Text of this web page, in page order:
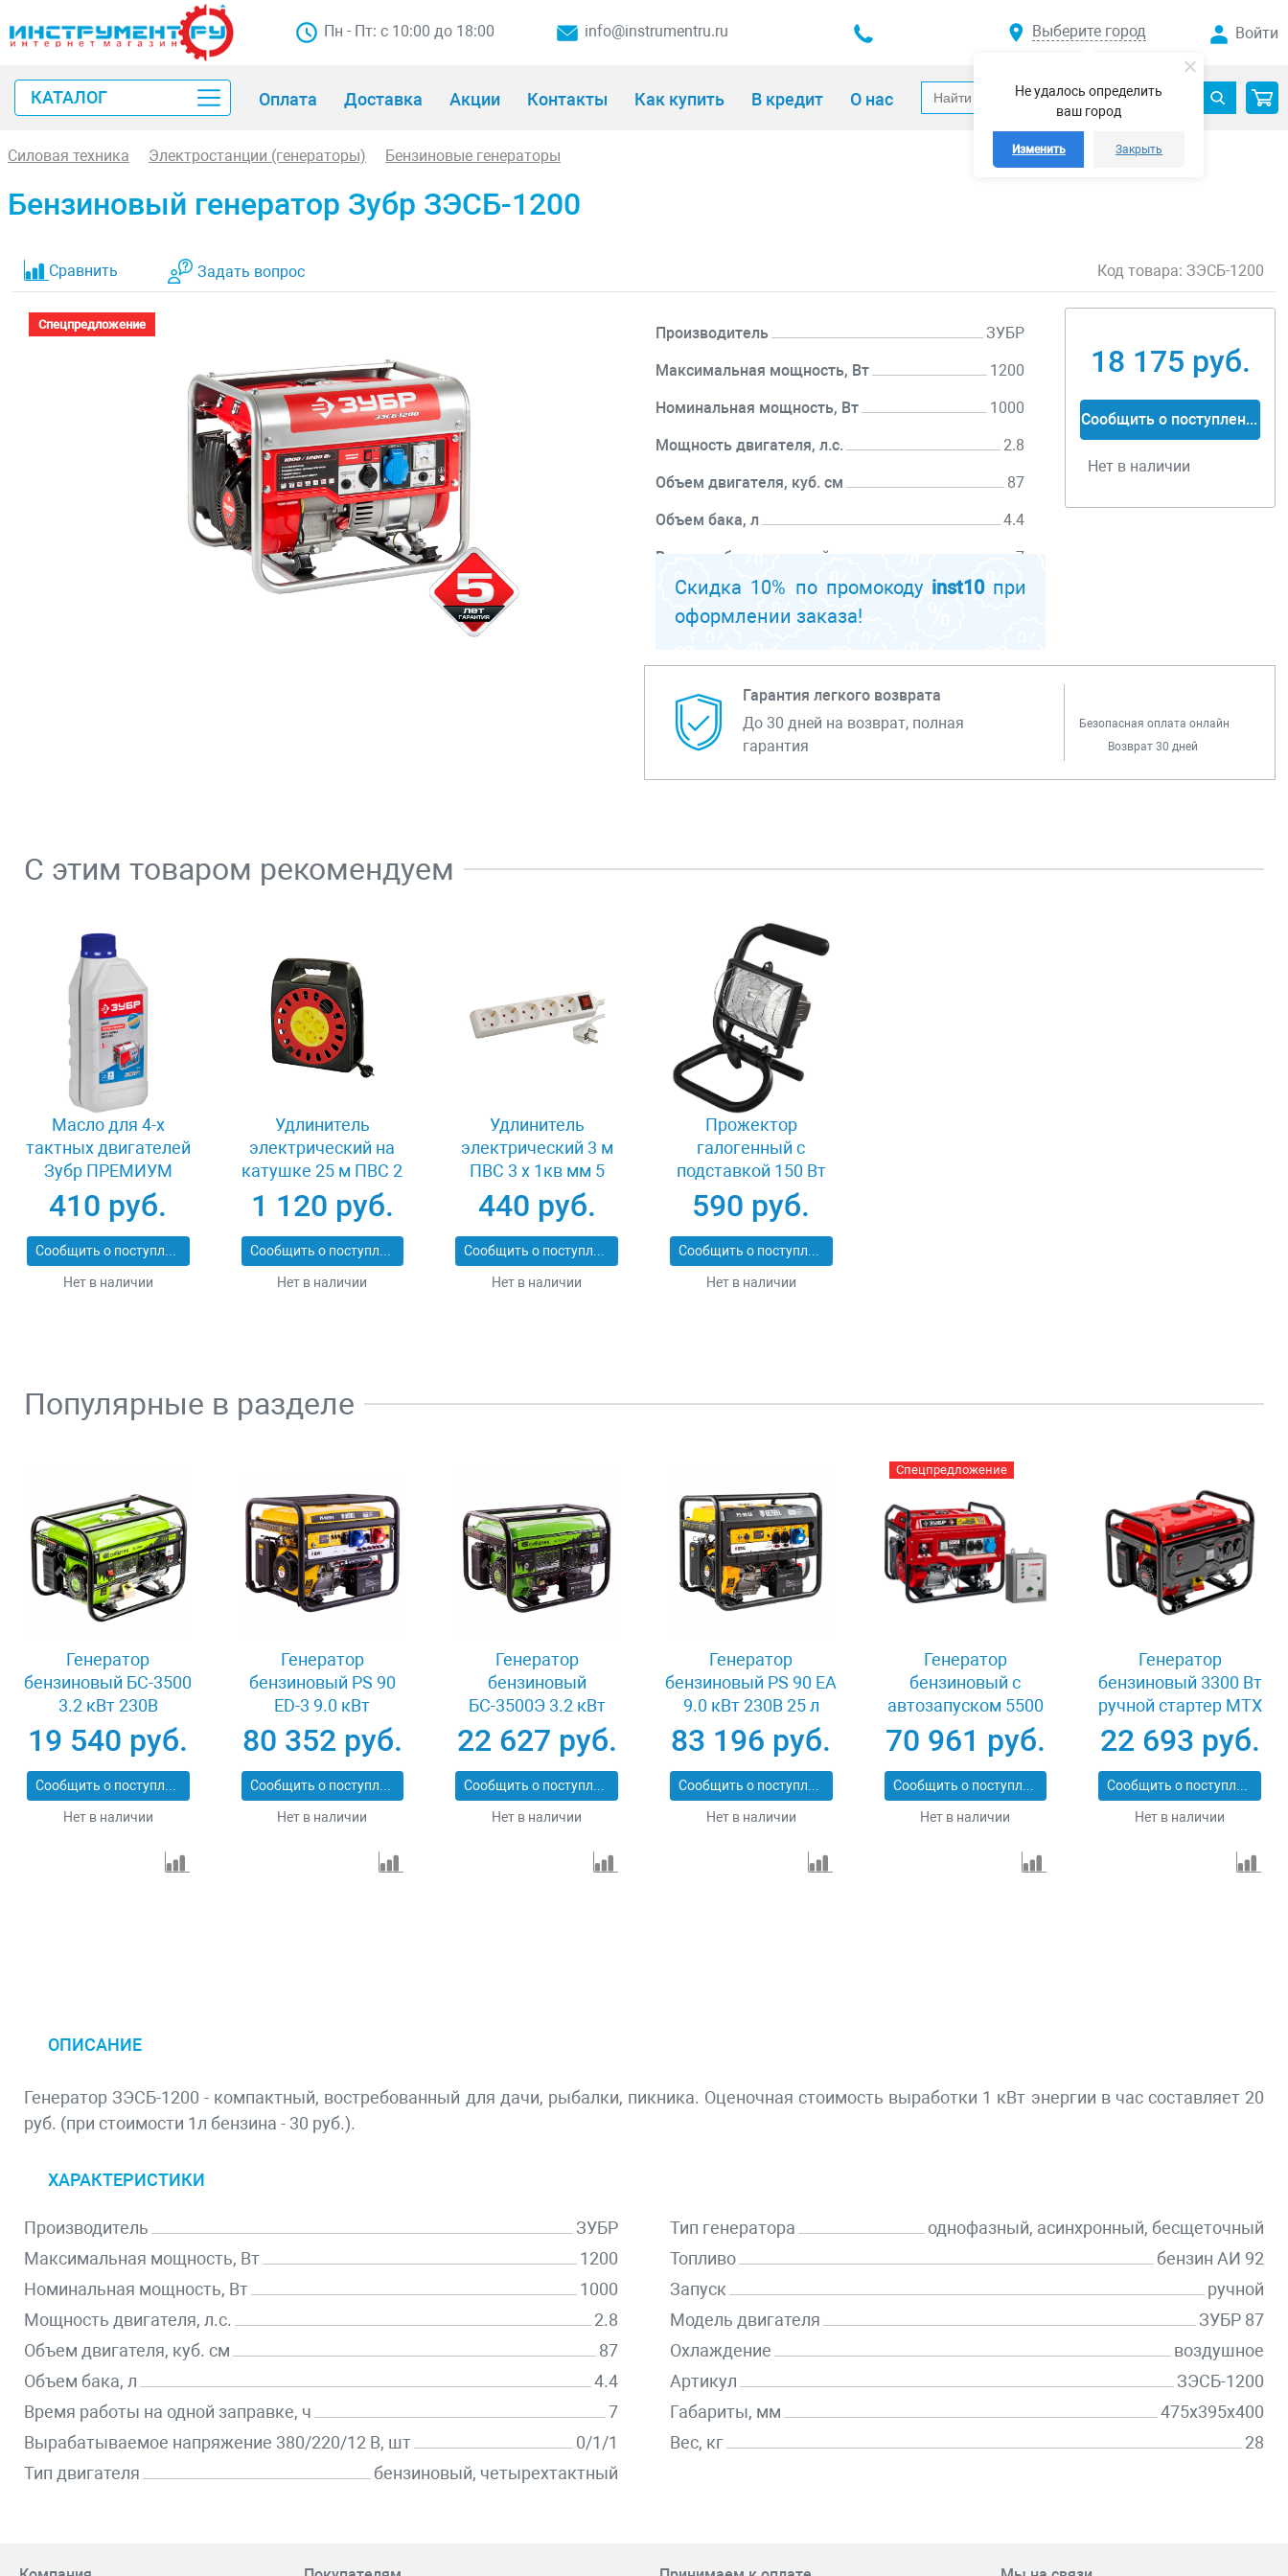
Не удалось определить
ваш город
Изменить Закрыть
Пн - Пт: с 10:00 до 18:00 info@instrumentru.ru Выберите город Войти
КАТАЛОГ Оплата Доставка Акции Контакты Как купить В кредит О нас
Силовая техника Электростанции (генераторы) Бензиновые генераторы
Бензиновый генератор Зубр ЗЭСБ-1200
Сравнить Задать вопрос Код товара: ЗЭСБ-1200
Спецпредложение Производитель ЗУБР
Максимальная мощность, Вт 1200
Номинальная мощность, Вт 1000
Мощность двигателя, л.с. 2.8
Объем двигателя, куб. см 87
Объем бака, л 4.4
Время работы на одной заправке,
7
Перейти к описанию
Скидка 10% по промокоду inst10при
оформлении заказа!
18 175 руб.
Сообщить о поступлении
Нет в наличии
Гарантия легкого возврата
До 30 дней на возврат, полная
гарантия
Безопасная оплата онлайн
Возврат 30 дней
С этим товаром рекомендуем
Масло для 4-х
тактных двигателей
Зубр ПРЕМИУМ
ЗМД-4Т
410 руб.
Сообщить о поступлении
Нет в наличии
Удлинитель
электрический на
катушке 25 м ПВС 2
х 1кв мм 4 гнезда
СВЕТОЗАР
КОМФОРТ SV-55073-
25
1 120 руб.
Сообщить о поступлении
Нет в наличии
Удлинитель
электрический 3 м
ПВС 3 х 1кв мм 5
гнезд СВЕТОЗАР
ОПТИМА SV-55055-3
440 руб.
Сообщить о поступлении
Нет в наличии
Прожектор
галогенный с
подставкой 150 Вт
Светозар SV-57121-B
590 руб.
Сообщить о поступлении
Нет в наличии
Популярные в разделе
Генератор
бензиновый БС-3500
3.2 кВт 230В
четырехтактный 15
л ручной стартер
Сибртех 94544
19 540 руб.
Сообщить о поступлении
Нет в наличии
Генератор
бензиновый PS 90
ED-3 9.0 кВт
переключение
режима 230 В/400 В
25 л электростартер
Denzel 946944
80 352 руб.
Сообщить о поступлении
Нет в наличии
Генератор
бензиновый
БС-3500Э 3.2 кВт
230В 4-х тактный 15
л электростартер
Сибртех 94538
22 627 руб.
Сообщить о поступлении
Нет в наличии
Генератор
бензиновый PS 90 EA
9.0 кВт 230В 25 л
коннектор
автоматики
электростартер
Denzel 946934
83 196 руб.
Сообщить о поступлении
Нет в наличии
Спецпредложение
Генератор
бензиновый с
автозапуском 5500
Вт Зубр СБА-5500
70 961 руб.
Сообщить о поступлении
Нет в наличии
Генератор
бензиновый 3300 Вт
ручной стартер MTX
RS-4000 946115
22 693 руб.
Сообщить о поступлении
Нет в наличии
ОПИСАНИЕ
Генератор ЗЭСБ-1200 - компактный, востребованный для дачи, рыбалки, пикника. Оценочная стоимость выработки 1 кВт энергии в час составляет 20
руб. (при стоимости 1л бензина - 30 руб.).
ХАРАКТЕРИСТИКИ
Производитель
ЗУБР
Максимальная мощность, Вт
1200
Номинальная мощность, Вт
1000
Мощность двигателя, л.с.
2.8
Объем двигателя, куб. см
87
Объем бака, л
4.4
Время работы на одной заправке, ч
7
Вырабатываемое напряжение 380/220/12 В, шт
0/1/1
Тип двигателя
бензиновый, четырехтактный
Тип генератора
однофазный, асинхронный, бесщеточный
Топливо
бензин АИ 92
Запуск
ручной
Модель двигателя
ЗУБР 87
Охлаждение
воздушное
Артикул
ЗЭСБ-1200
Габариты, мм
475х395х400
Вес, кг
28